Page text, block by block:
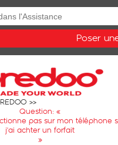
Poser
Question: «
pas sur mon téléphone
j'ai achter un forfait
»